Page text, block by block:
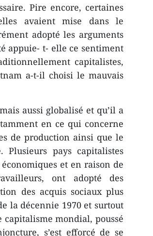
Pire encore, certaines
avaient mise dans le
adopté les arguments
appuie- t- elle ce sentiment
capitalistes,
a-t-il choisi le mauvais
aussi globalisé et qu’il a
en ce qui concerne
de production ainsi que le
Plusieurs pays capitalistes
et en raison de
ont adopté des
des acquis sociaux plus
la décennie 1970 et surtout
capitalisme mondial, poussé
s’est efforcé de se